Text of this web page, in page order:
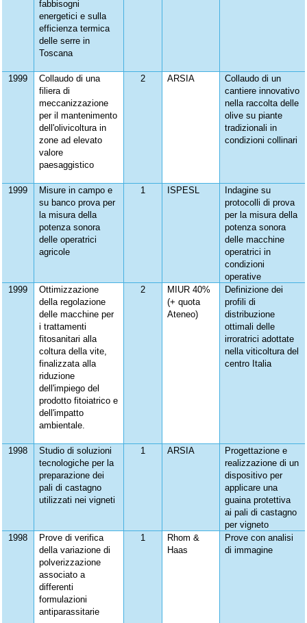
fabbisogni
energetici e sulla
efficienza termica
delle serre in
Toscana
1999
Collaudo di una
filiera di
meccanizzazione
per il mantenimento
dell'olivicoltura in
zone ad elevato
valore
paesaggistico
2 ARSIA
Collaudo di un
cantiere innovativo
nella raccolta delle
olive su piante
tradizionali in
condizioni collinari
1999
Misure in campo e
su banco prova per
la misura della
potenza sonora
delle operatrici
agricole
1 ISPESL
Indagine su
protocolli di prova
per la misura della
potenza sonora
delle macchine
operatrici in
condizioni
operative
1999
Ottimizzazione
della regolazione
delle macchine per
i trattamenti
fitosanitari alla
coltura della vite,
finalizzata alla
riduzione
dell'impiego del
prodotto fitoiatrico e
dell'impatto
ambientale.
2
MIUR 40%
(+ quota
Ateneo)
Definizione dei
profili di
distribuzione
ottimali delle
irroratrici adottate
nella viticoltura del
centro Italia
1998
Studio di soluzioni
tecnologiche per la
preparazione dei
pali di castagno
utilizzati nei vigneti
1 ARSIA
Progettazione e
realizzazione di un
dispositivo per
applicare una
guaina protettiva
ai pali di castagno
per vigneto
1998
Prove di verifica
della variazione di
polverizzazione
associato a
differenti
formulazioni
antiparassitarie
1
Rhom &
Haas
Prove con analisi
di immagine